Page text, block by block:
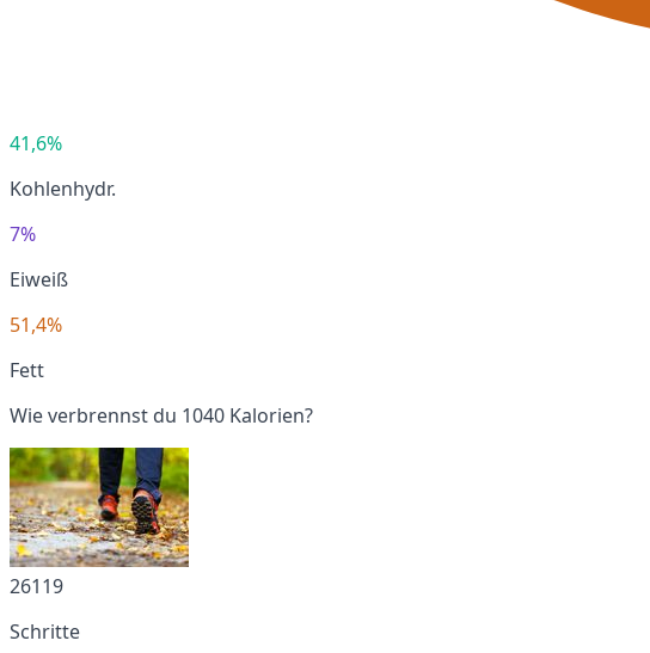
41,6%
Kohlenhydr.
7%
Eiweiß
51,4%
Fett
Wie verbrennst du 1040 Kalorien?
26119
Schritte